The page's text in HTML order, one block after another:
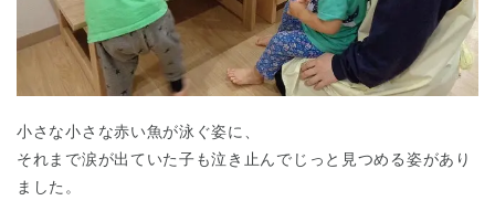
小さな小さな赤い魚が泳ぐ姿に、
それまで涙が出ていた子も泣き止んでじっと見つめる姿があり
ました。